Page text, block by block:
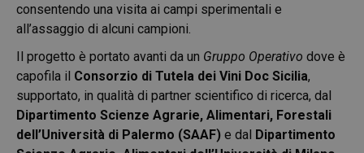
consentendo una visita ai campi sperimentali e
all’assaggio di alcuni campioni.
Il progetto è portato avanti da un Gruppo Operativo dove è
capofila il Consorzio di Tutela dei Vini Doc Sicilia,
supportato, in qualità di partner scientifico di ricerca, dal
Dipartimento Scienze Agrarie, Alimentari, Forestali
dell’Università di Palermo (SAAF) e dal Dipartimento